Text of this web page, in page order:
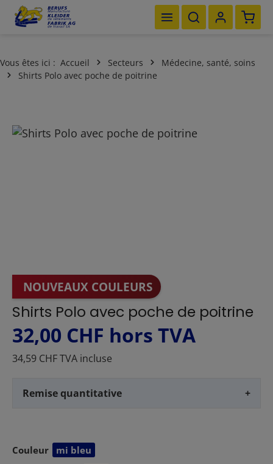
Passer au contenu principal Le
Vous êtes ici : Accueil Secteurs
Médecine, santé, soins
Shirts Polo avec poche de poitrine
Ignorer la galerie d'images
NOUVEAUX COULEURS
Shirts Polo avec poche de poitrine
32,00 CHF hors TVA
34,59 CHF TVA incluse
Remise quantitative +
Sélectionnez
Couleur mi bleu